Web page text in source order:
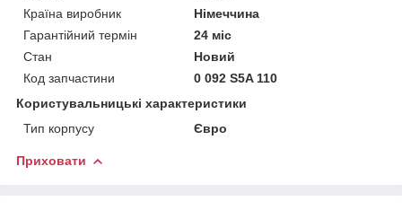
Країна виробник
Німеччина
Гарантійний термін
24 міс
Стан
Новий
Код запчастини
0 092 S5A 110
Користувальницькі характеристики
Тип корпусу
Євро
Приховати